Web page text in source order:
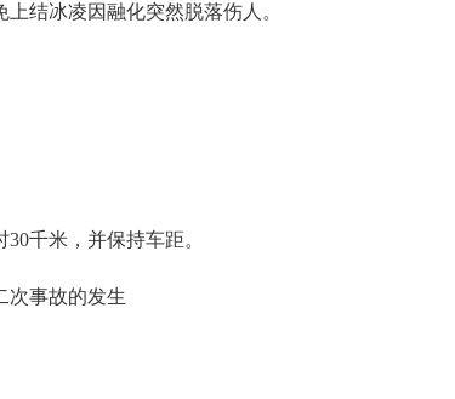
结冰凌因融化突然脱落伤人。
千米，并保持车距。
事故的发生